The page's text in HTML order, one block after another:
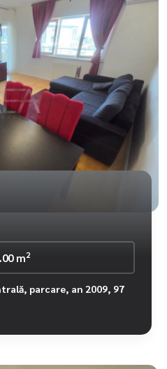
m2
parcare, an 2009, 97